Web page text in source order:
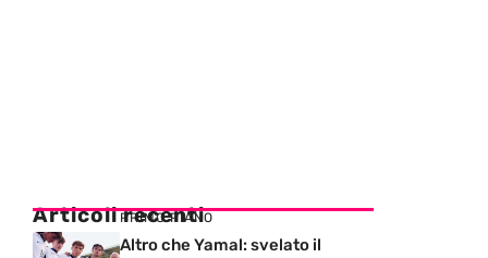
Articoli recenti
PRIMO PIANO
Altro che Yamal: svelato il